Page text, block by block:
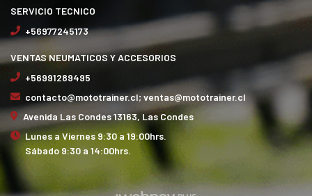
SERVICIO TECNICO
+56977245173
VENTAS NEUMATICOS Y ACCESORIOS
+56991289495
contacto@mototrainer.cl; ventas@mototrainer.cl
Avenida Las Condes 13163, Las Condes
Lunes a Viernes 9:30 a 19:00hrs.
Sábado 9:30 a 14:00hrs.